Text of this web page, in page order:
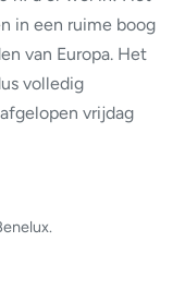
in een ruime boog
van Europa. Het
volledig
vrijdag